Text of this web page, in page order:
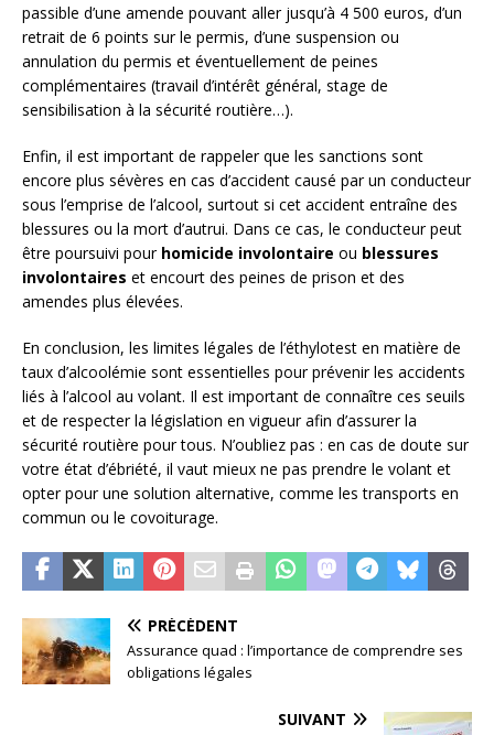
passible d’une amende pouvant aller jusqu’à 4 500 euros, d’un
retrait de 6 points sur le permis, d’une suspension ou
annulation du permis et éventuellement de peines
complémentaires (travail d’intérêt général, stage de
sensibilisation à la sécurité routière…).
Enfin, il est important de rappeler que les sanctions sont
encore plus sévères en cas d’accident causé par un conducteur
sous l’emprise de l’alcool, surtout si cet accident entraîne des
blessures ou la mort d’autrui. Dans ce cas, le conducteur peut
être poursuivi pour homicide involontaire ou blessures
involontaires et encourt des peines de prison et des
amendes plus élevées.
En conclusion, les limites légales de l’éthylotest en matière de
taux d’alcoolémie sont essentielles pour prévenir les accidents
liés à l’alcool au volant. Il est important de connaître ces seuils
et de respecter la législation en vigueur afin d’assurer la
sécurité routière pour tous. N’oubliez pas : en cas de doute sur
votre état d’ébriété, il vaut mieux ne pas prendre le volant et
opter pour une solution alternative, comme les transports en
commun ou le covoiturage.
PRÉCÉDENT
Assurance quad : l’importance de comprendre ses
obligations légales
SUIVANT